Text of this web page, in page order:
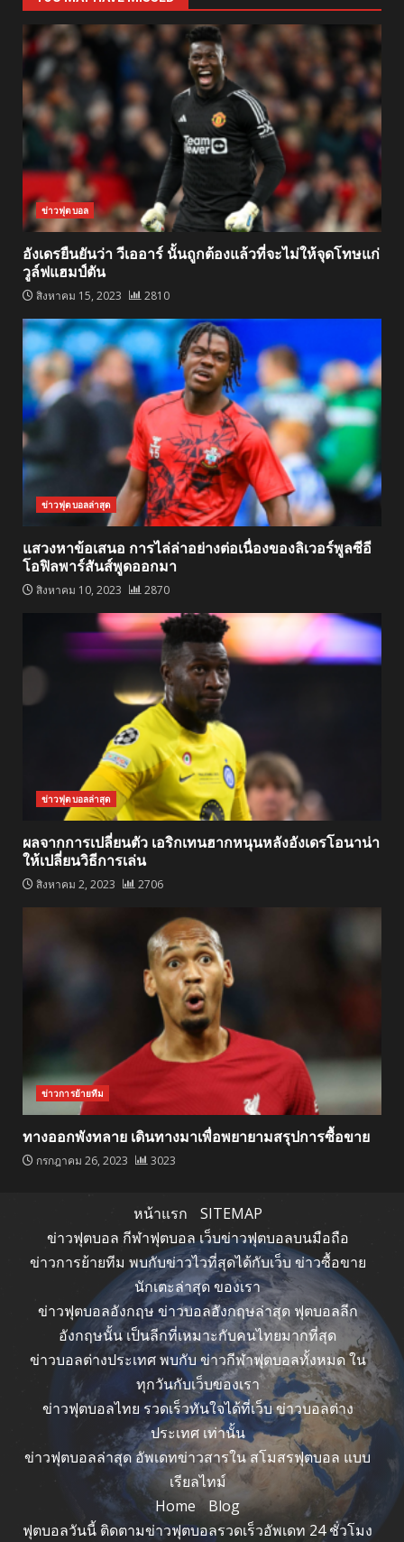
ข่าวฟุตบอล
อังเดรยืนยันว่า วีเออาร์ นั้นถูกต้องแล้วที่จะไม่ให้จุดโทษแก่
วูล์ฟแฮมป์ตัน
สิงหาคม 15, 2023 2810
ข่าวฟุตบอลล่าสุด
แสวงหาข้อเสนอ การไล่ล่าอย่างต่อเนื่องของลิเวอร์พูลซีอี
โอฟิลพาร์สันส์พูดออกมา
สิงหาคม 10, 2023 2870
ข่าวฟุตบอลล่าสุด
ผลจากการเปลี่ยนตัว เอริกเทนฮากหนุนหลังอังเดรโอนาน่า
ให้เปลี่ยนวิธีการเล่น
สิงหาคม 2, 2023 2706
ข่าวการย้ายทีม
ทางออกพังทลาย เดินทางมาเพื่อพยายามสรุปการซื้อขาย
กรกฎาคม 26, 2023 3023
หน้าแรก
SITEMAP
ข่าวฟุตบอล กีฬาฟุตบอล เว็บข่าวฟุตบอลบนมือถือ
ข่าวการย้ายทีม พบกับข่าวไวที่สุดได้กับเว็บ ข่าวซื้อขาย
นักเตะล่าสุด ของเรา
ข่าวฟุตบอลอังกฤษ ข่าวบอลอังกฤษล่าสุด ฟุตบอลลีก
อังกฤษนั้น เป็นลีกที่เหมาะกับคนไทยมากที่สุด
ข่าวบอลต่างประเทศ พบกับ ข่าวกีฬาฟุตบอลทั้งหมด ใน
ทุกวันกับเว็บของเรา
ข่าวฟุตบอลไทย รวดเร็วทันใจได้ที่เว็บ ข่าวบอลต่าง
ประเทศ เท่านั้น
ข่าวฟุตบอลล่าสุด อัพเดทข่าวสารใน สโมสรฟุตบอล แบบ
เรียลไทม์
Home
Blog
ฟุตบอลวันนี้ ติดตามข่าวฟุตบอลรวดเร็วอัพเดท 24 ชั่วโมง